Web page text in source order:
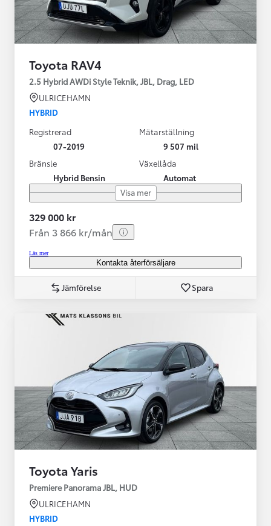
Toyota RAV4
2.5 Hybrid AWDi Style Teknik, JBL, Drag, LED
ULRICEHAMN
HYBRID
Registrerad
07-2019
Mätarställning
9 507 mil
Bränsle
Hybrid Bensin
Växellåda
Automat
Visa mer
329 000 kr
Från 3 866 kr/mån
Läs mer
Kontakta återförsäljare
Jämförelse Spara
Toyota Yaris
Premiere Panorama JBL, HUD
ULRICEHAMN
HYBRID